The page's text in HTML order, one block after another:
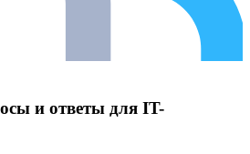
и ответы для IT-